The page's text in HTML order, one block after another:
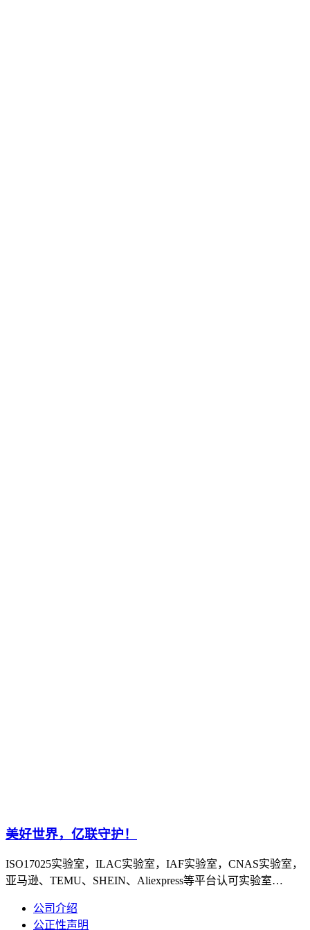
美好世界，亿联守护！
ISO17025实验室，ILAC实验室，IAF实验室，CNAS实验室，
亚马逊、TEMU、SHEIN、Aliexpress等平台认可实验室…
公司介绍
公正性声明